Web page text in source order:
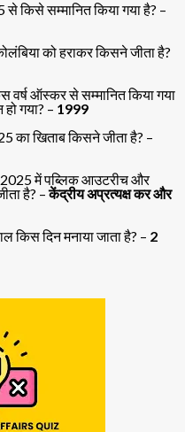
से किसे सम्मानित किया गया है? –
को हराकर किसने जीता है?
वर्ष ऑस्कर से सम्मानित किया गया
गया? – 1999
का खिताब किसने जीता है? –
में पब्लिक आउटरीच और
है? –केंद्रीय अप्रत्यक्ष कर और
किस दिन मनाया जाता है? – 2